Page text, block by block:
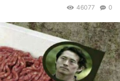
0
46077